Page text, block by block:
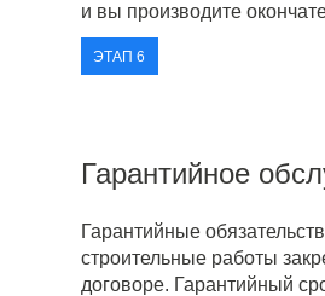
и вы производите
ЭТАП 6
Гарантийное
Гарантийные
строительные работы
договоре. Гарантийный